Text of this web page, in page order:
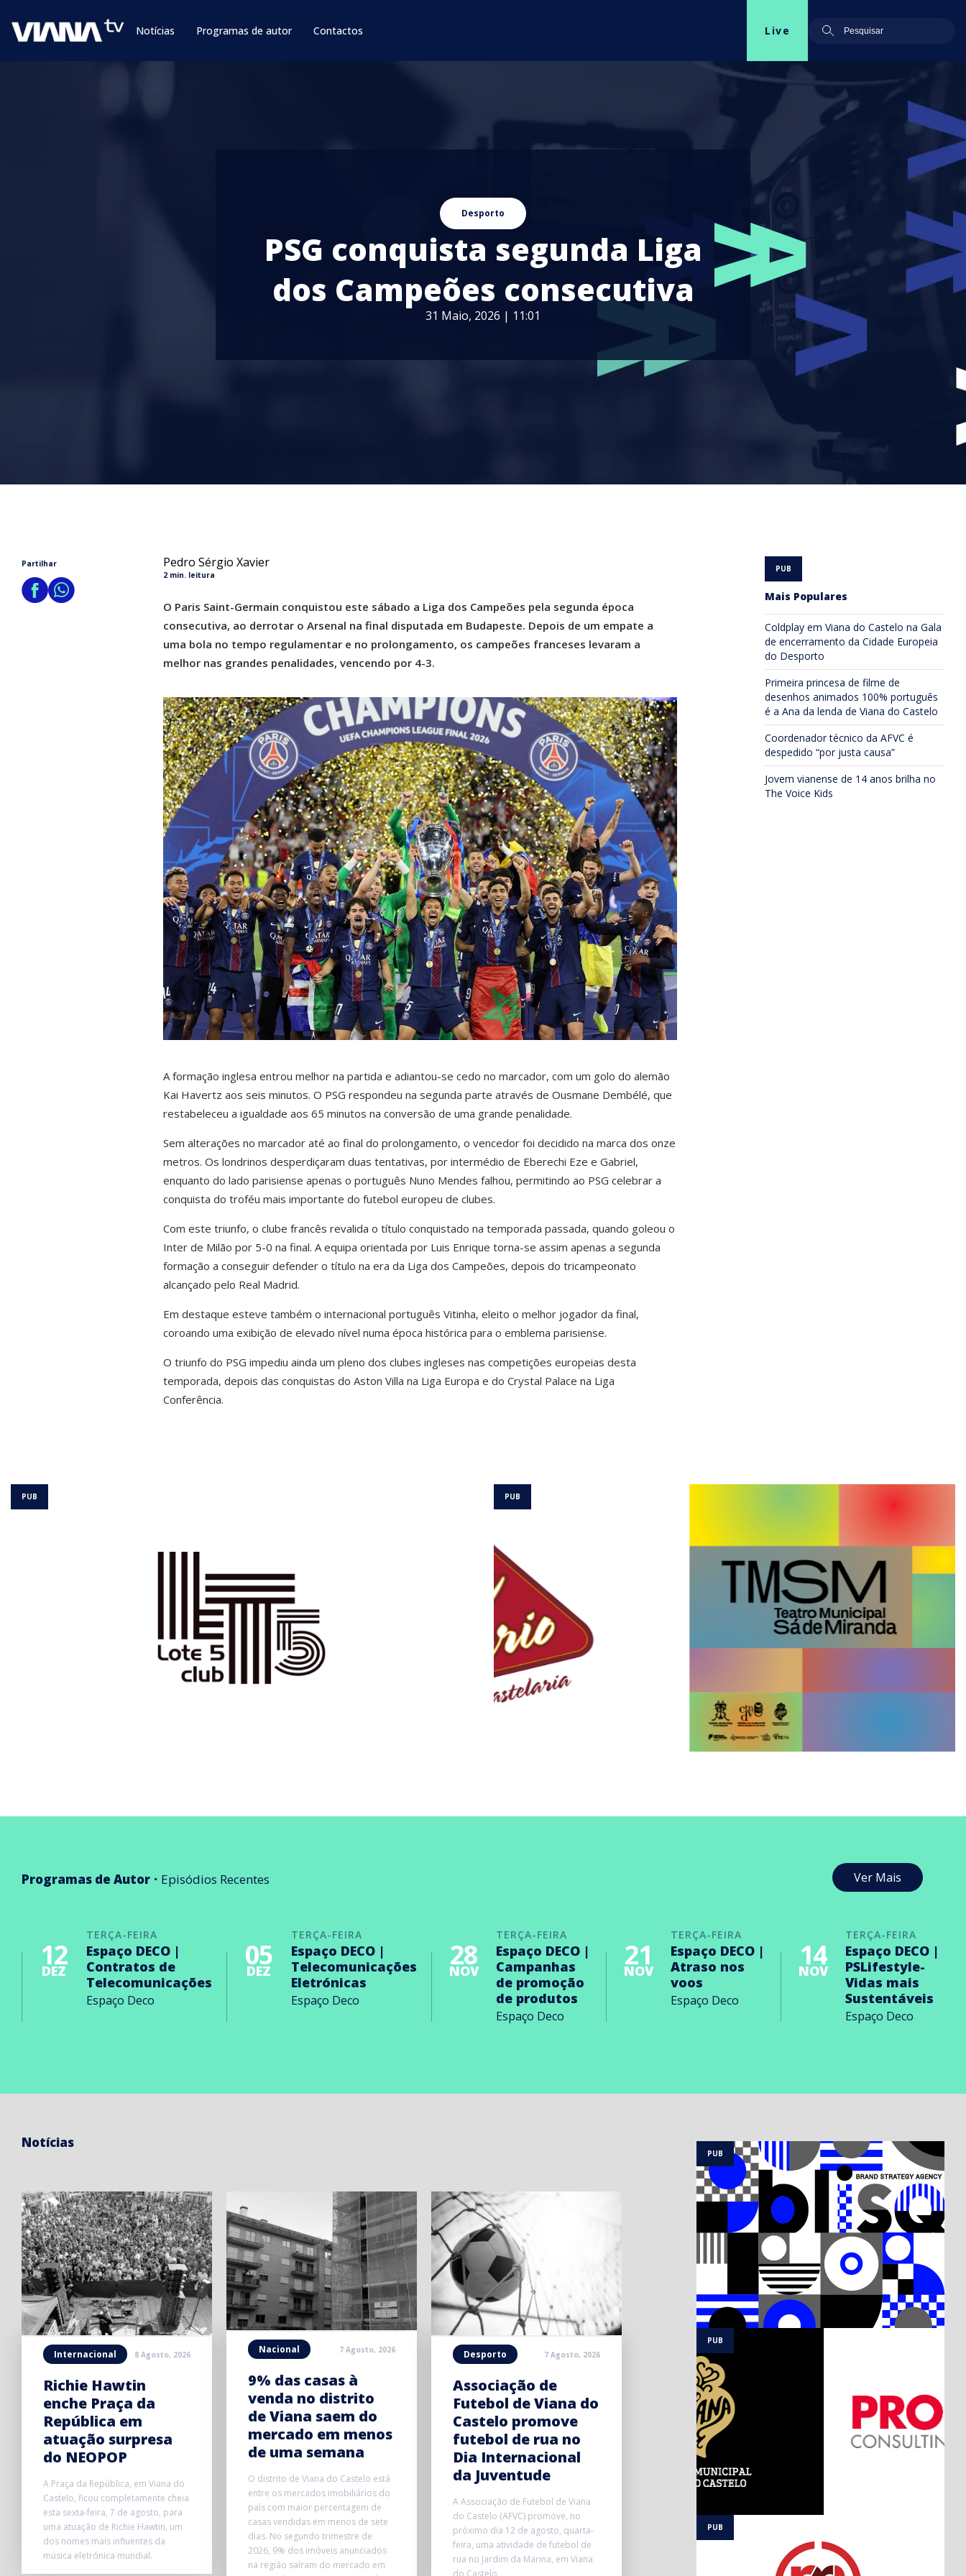
Notícias Programas de autor Contactos Live
Desporto
PSG conquista segunda Liga
dos Campeões consecutiva
31 Maio, 2026 | 11:01
Partilhar Pedro Sérgio Xavier
2 min. leitura
O Paris Saint-Germain conquistou este sábado a Liga dos Campeões pela segunda época
consecutiva, ao derrotar o Arsenal na final disputada em Budapeste. Depois de um empate a
uma bola no tempo regulamentar e no prolongamento, os campeões franceses levaram a
melhor nas grandes penalidades, vencendo por 4-3.
A formação inglesa entrou melhor na partida e adiantou-se cedo no marcador, com um golo do alemão
Kai Havertz aos seis minutos. O PSG respondeu na segunda parte através de Ousmane Dembélé, que
restabeleceu a igualdade aos 65 minutos na conversão de uma grande penalidade.
Sem alterações no marcador até ao final do prolongamento, o vencedor foi decidido na marca dos onze
metros. Os londrinos desperdiçaram duas tentativas, por intermédio de Eberechi Eze e Gabriel,
enquanto do lado parisiense apenas o português Nuno Mendes falhou, permitindo ao PSG celebrar a
conquista do troféu mais importante do futebol europeu de clubes.
Com este triunfo, o clube francês revalida o título conquistado na temporada passada, quando goleou o
Inter de Milão por 5-0 na final. A equipa orientada por Luis Enrique torna-se assim apenas a segunda
formação a conseguir defender o título na era da Liga dos Campeões, depois do tricampeonato
alcançado pelo Real Madrid.
Em destaque esteve também o internacional português Vitinha, eleito o melhor jogador da final,
coroando uma exibição de elevado nível numa época histórica para o emblema parisiense.
O triunfo do PSG impediu ainda um pleno dos clubes ingleses nas competições europeias desta
temporada, depois das conquistas do Aston Villa na Liga Europa e do Crystal Palace na Liga
Conferência.
Mais Populares
Coldplay em Viana do Castelo na Gala
de encerramento da Cidade Europeia
do Desporto
Primeira princesa de filme de
desenhos animados 100% português
é a Ana da lenda de Viana do Castelo
Coordenador técnico da AFVC é
despedido “por justa causa”
Jovem vianense de 14 anos brilha no
The Voice Kids
Programas de Autor Episódios Recentes Ver Mais
TERÇA-FEIRA
12
DEZ
Espaço DECO |
Contratos de
Telecomunicações
Espaço Deco
TERÇA-FEIRA
05
DEZ
Espaço DECO |
Telecomunicações
Eletrónicas
Espaço Deco
TERÇA-FEIRA
28
NOV
Espaço DECO |
Campanhas
de promoção
de produtos
Espaço Deco
TERÇA-FEIRA
21
NOV
Espaço DECO |
Atraso nos
voos
Espaço Deco
TERÇA-FEIRA
14
NOV
Espaço DECO |
PSLifestyle-
Vidas mais
Sustentáveis
Espaço Deco
Notícias
Internacional 8 Agosto, 2026
Richie Hawtin
enche Praça da
República em
atuação surpresa
do NEOPOP
A Praça da República, em Viana do
Castelo, ficou completamente cheia
esta sexta-feira, 7 de agosto, para
uma atuação de Richie Hawtin, um
dos nomes mais influentes da
música eletrónica mundial.
Nacional 7 Agosto, 2026
9% das casas à
venda no distrito
de Viana saem do
mercado em menos
de uma semana
O distrito de Viana do Castelo está
entre os mercados imobiliários do
país com maior percentagem de
casas vendidas em menos de sete
dias. No segundo trimestre de
2026, 9% dos imóveis anunciados
na região saíram do mercado em
Desporto 7 Agosto, 2026
Associação de
Futebol de Viana do
Castelo promove
futebol de rua no
Dia Internacional
da Juventude
A Associação de Futebol de Viana
do Castelo (AFVC) promove, no
próximo dia 12 de agosto, quarta-
feira, uma atividade de futebol de
rua no Jardim da Marina, em Viana
do Castelo.